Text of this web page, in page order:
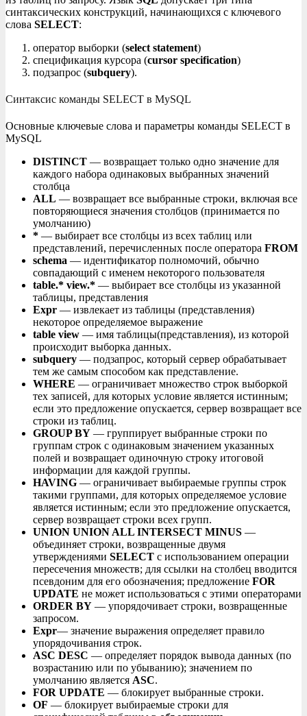
синтаксических конструкций, начинающихся с ключевого
слова SELECT:
оператор выборки (select statement)
спецификация курсора (cursor specification)
подзапрос (subquery).
Синтаксис команды SELECT в MySQL
Основные ключевые слова и параметры команды SELECT в
MySQL
DISTINCT — возвращает только одно значение для
каждого набора одинаковых выбранных значений
столбца
ALL — возвращает все выбранные строки, включая все
повторяющиеся значения столбцов (принимается по
умолчанию)
* — выбирает все столбцы из всех таблиц или
представлений, перечисленных после оператора FROM
schema — идентификатор полномочий, обычно
совпадающий с именем некоторого пользователя
table.* view.* — выбирает все столбцы из указанной
таблицы, представления
Expr — извлекает из таблицы (представления)
некоторое определяемое выражение
table view — имя таблицы(представления), из которой
происходит выборка данных.
subquery — подзапрос, который сервер обрабатывает
тем же самым способом как представление.
WHERE — ограничивает множество строк выборкой
тех записей, для которых условие является истинным;
если это предложение опускается, сервер возвращает все
строки из таблиц.
GROUP BY — группирует выбранные строки по
группам строк с одинаковым значением указанных
полей и возвращает одиночную строку итоговой
информации для каждой группы.
HAVING — ограничивает выбираемые группы строк
такими группами, для которых определяемое условие
является истинным; если это предложение опускается,
сервер возвращает строки всех групп.
UNION UNION ALL INTERSECT MINUS —
объединяет строки, возвращенные двумя
утверждениями SELECT с использованием операции
пересечения множеств; для ссылки на столбец вводится
псевдоним для его обозначения; предложение FOR
UPDATE не может использоваться с этими операторами
ORDER BY — упорядочивает строки, возвращенные
запросом.
Expr— значение выражения определяет правило
упорядочивания строк.
ASC DESC — определяет порядок вывода данных (по
возрастанию или по убыванию); значением по
умолчанию является ASC.
FOR UPDATE — блокирует выбранные строки.
OF — блокирует выбираемые строки для